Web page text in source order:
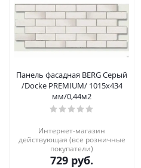
Панель фасадная BERG Серый
/Docke PREMIUM/ 1015х434
мм/0,44м2
Интернет-магазин
действующая (все розничные
покупатели)
729 руб.